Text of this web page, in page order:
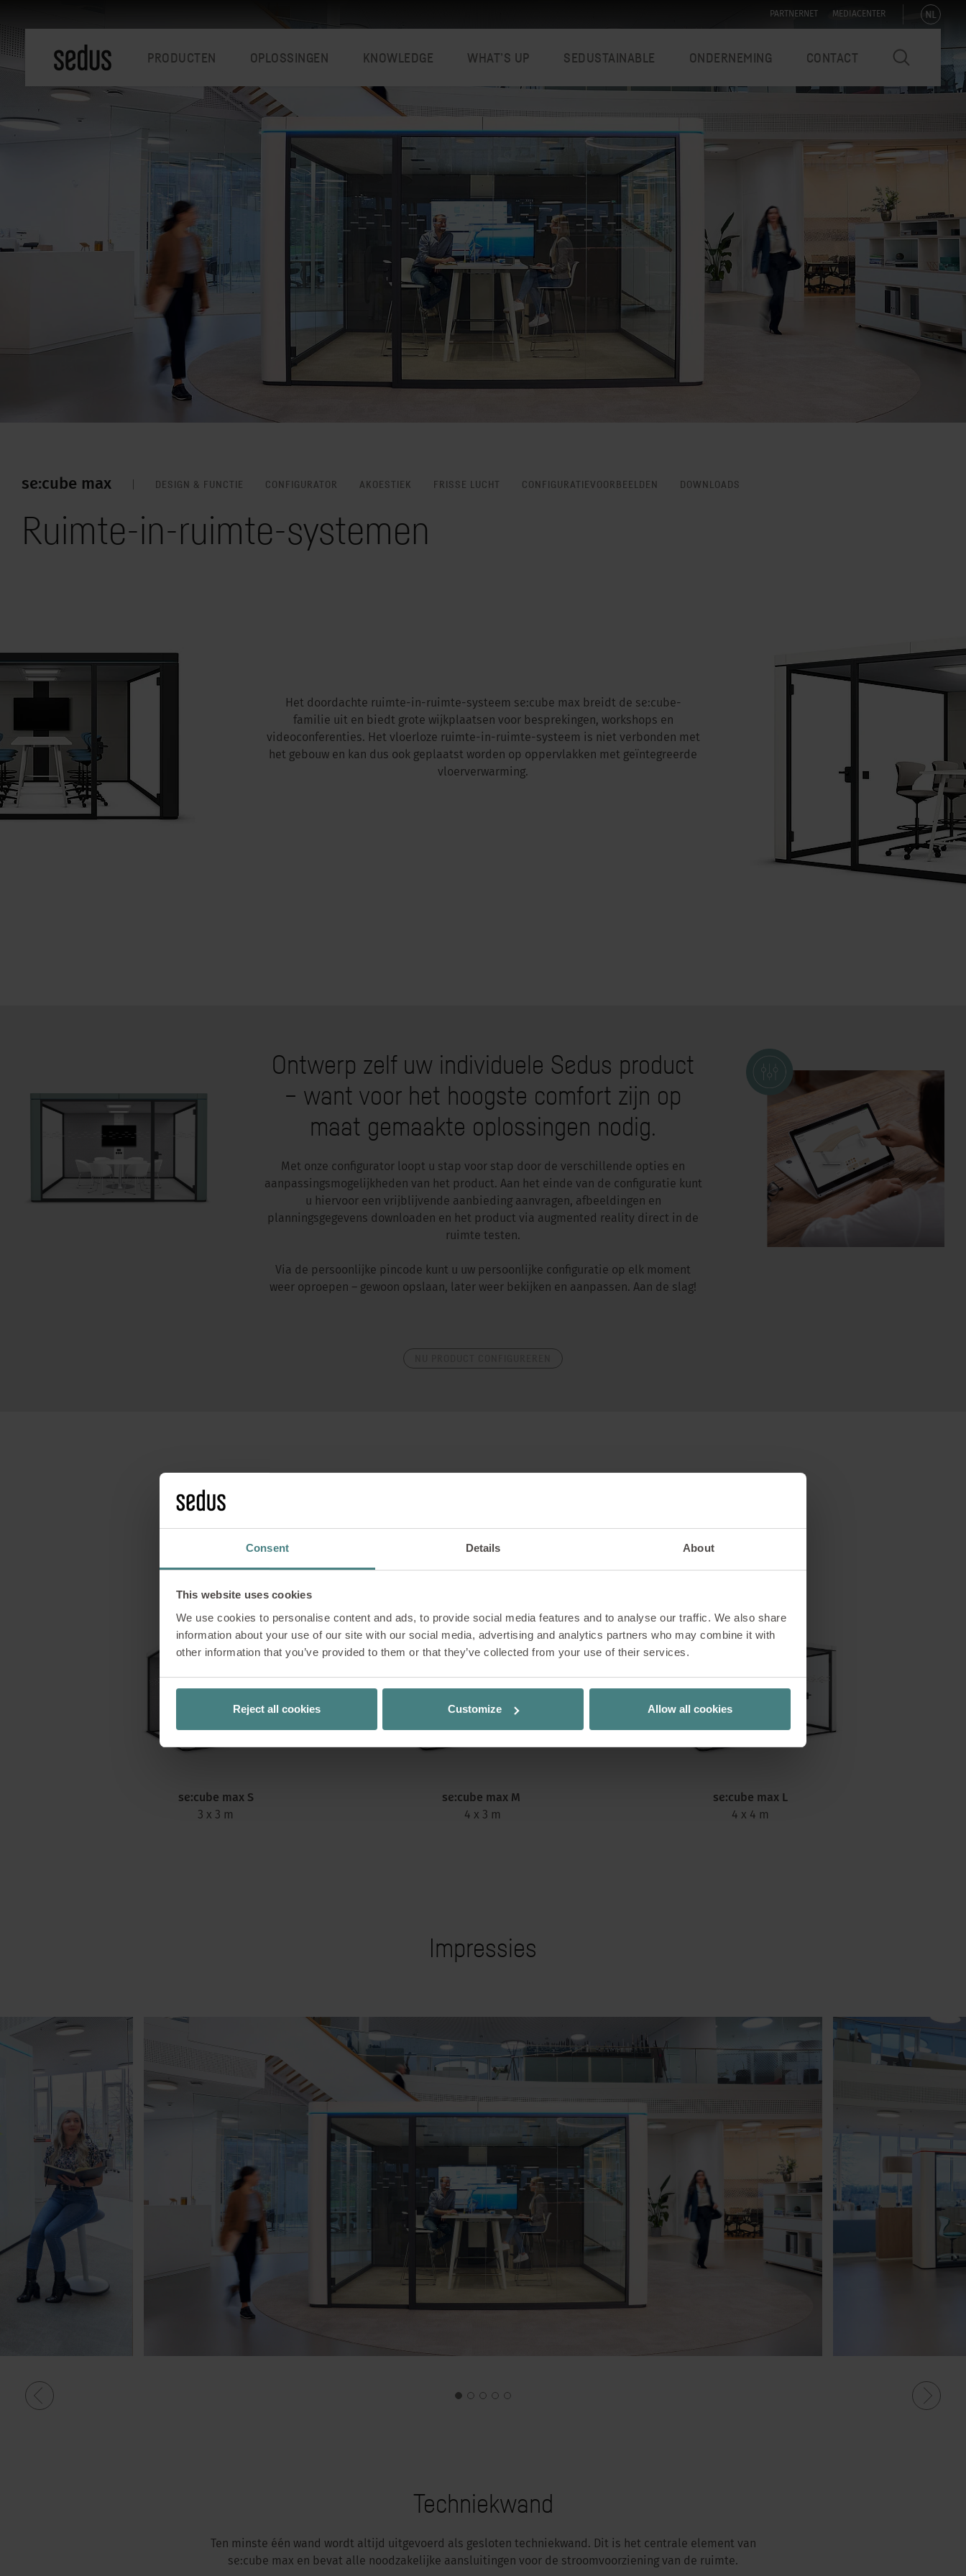
Consent Details About
This website uses cookies
We use cookies to personalise content and ads, to provide social media features and to analyse our traffic. We also share
information about your use of our site with our social media, advertising and analytics partners who may combine it with
other information that you’ve provided to them or that they’ve collected from your use of their services.
Reject all cookies Customize Allow all cookies
PARTNERNET MEDIACENTER NL
PRODUCTEN OPLOSSINGEN KNOWLEDGE WHAT’S UP SEDUSTAINABLE ONDERNEMING CONTACT
se:cube max DESIGN & FUNCTIE CONFIGURATOR AKOESTIEK FRISSE LUCHT CONFIGURATIEVOORBEELDEN DOWNLOADS
Ruimte-in-ruimte-systemen
Het doordachte ruimte-in-ruimte-systeem se:cube max breidt de se:cube-
familie uit en biedt grote wijkplaatsen voor besprekingen, workshops en
videoconferenties. Het vloerloze ruimte-in-ruimte-systeem is niet verbonden met
het gebouw en kan dus ook geplaatst worden op oppervlakken met geïntegreerde
vloerverwarming.
Ontwerp zelf uw individuele Sedus product
– want voor het hoogste comfort zijn op
maat gemaakte oplossingen nodig.
Met onze configurator loopt u stap voor stap door de verschillende opties en
aanpassingsmogelijkheden van het product. Aan het einde van de configuratie kunt
u hiervoor een vrijblijvende aanbieding aanvragen, afbeeldingen en
planningsgegevens downloaden en het product via augmented reality direct in de
ruimte testen.
Via de persoonlijke pincode kunt u uw persoonlijke configuratie op elk moment
weer oproepen – gewoon opslaan, later weer bekijken en aanpassen. Aan de slag!
Voor se:cube max zijn verschillende varianten en afmetingen mogelijk. De deurzijde is in dat geval altijd
volledig voorzien van glas. Bovendien kunnen nog één of twee zijden van glas voorzien worden.
se:cube max S
3 x 3 m
se:cube max M
4 x 3 m
se:cube max L
4 x 4 m
Impressies
Techniekwand
Ten minste één wand wordt altijd uitgevoerd als gesloten techniekwand. Dit is het centrale element van
se:cube max en bevat alle noodzakelijke aansluitingen voor de stroomvoorziening van de ruimte.